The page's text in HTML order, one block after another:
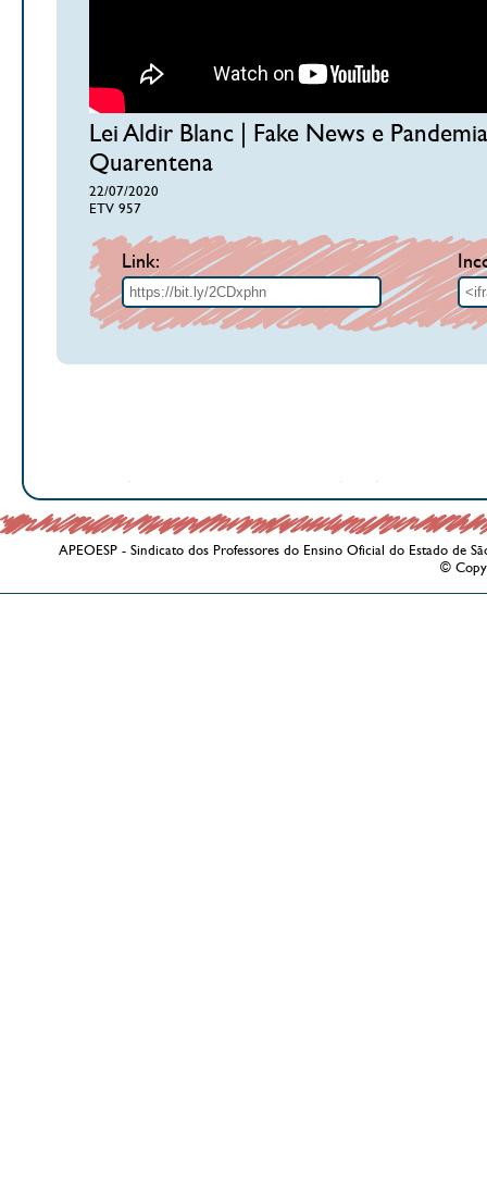
Lei Aldir Blanc | Fake News e
Quarentena
22/07/2020
ETV 957
Link:
APEOESP - Sindicato dos Professores do Ensino Oficial do Estado de
©